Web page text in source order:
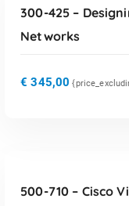
300-425 –
Networks
€ 345,00
500-710 – Cisco